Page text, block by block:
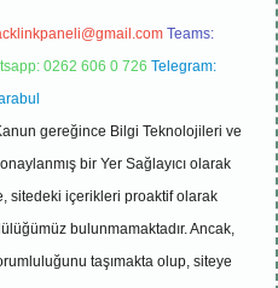
Teams:
0262 606 0 726 Telegram:
gereğince Bilgi Teknolojileri ve
bir Yer Sağlayıcı olarak
sitedeki içerikleri proaktif olarak
bulunmamaktadır. Ancak,
taşımakta olup, siteye